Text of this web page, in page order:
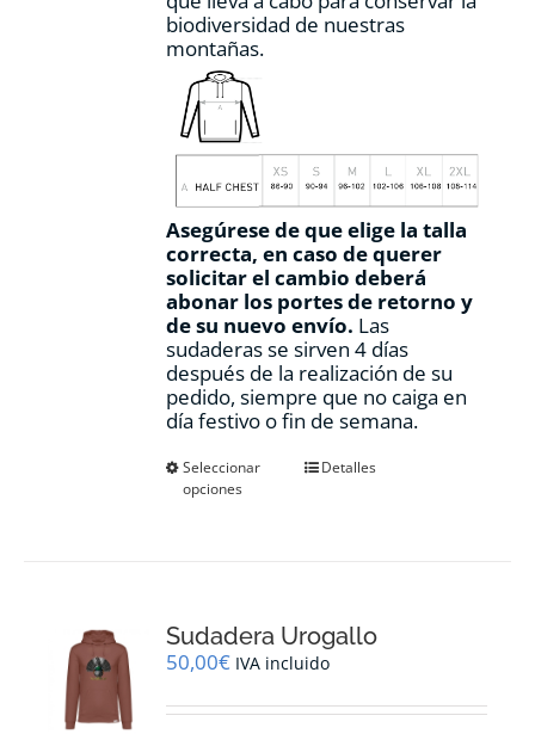
biodiversidad de nuestras
montañas.
Asegúrese de que elige la talla
correcta, en caso de querer
solicitar el cambio deberá
abonar los portes de retorno y
de su nuevo envío. Las
sudaderas se sirven 4 días
después de la realización de su
pedido, siempre que no caiga en
día festivo o fin de semana.
Seleccionar
opciones
Este
se
pueden
en
Detalles
Sudadera Urogallo
50,00€ IVA incluido